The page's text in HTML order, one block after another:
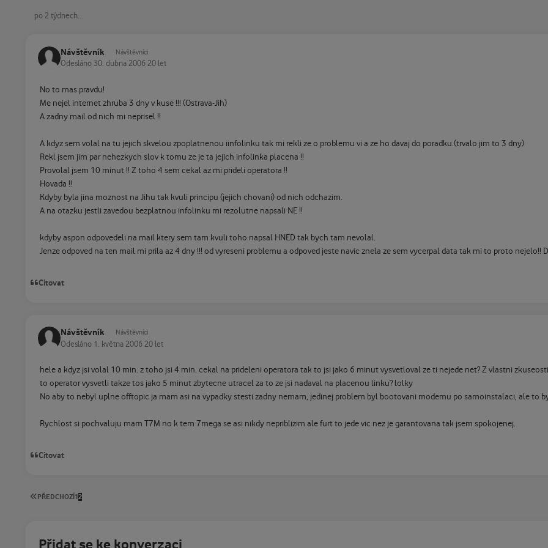
po 2 týdnech...
Návštěvník Návštěvníci
Odesláno 30. dubna 2006 20 let
No to mas pravdu!
Me nejel internet zhruba 3 dny v kuse !!! (Ostrava-Jih)
A zadny mail od nich mi neprisel !!
A kdyz sem volal na tu jejich skvelou zpoplatnenou iinfolinku tak mi rekli ze o problemu vi a ze ho davaj do poradku.(trvalo jim to 3 dny)
Rekl jsem jim par nehezkych slov k tomu ze je ta jejich infolinka placena !!
Provolal jsem 10 minut !! Z toho 4 sem cekal az mi prideli operatora !!
Hovada !!
Kdyby byla jina moznost na Jihu tak kvuli principu (jejich chovani) od nich odchazim.
A na otazku jestli zavedou bezplatnou infolinku mi rezolutne napsali NE !!
kdyby aspon odpovedeli na mail ktery sem tam kvuli toho napsal HNED tak bych tam nevolal.
Jenze odpoved na ten mail mi prila az 4 dny !!! od vyreseni problemu a odpoved jeste navic znela ze sem vycerpal data tak mi to proto nejelo!!
Citovat
Návštěvník Návštěvníci
Odesláno 1. května 2006 20 let
hele a kdyz jsi volal 10 min. z toho jsi 4 min. cekal na prideleni operatora tak to jsi jako 6 minut vysvetloval ze ti nejede net? Z vlastni
to operator vysvetli takze tos jako 5 minut zbytecne utracel za to ze jsi nadaval na placenou linku? lolky
No aby to nebyl uplne offtopic ja mam asi na vypadky stesti zadny nemam, jedinej problem byl bootovani modemu po samoinstalaci, ale to
Rychlost si pochvaluju mam T7M no k tem 7mega se asi nikdy nepriblizim ale furt to jede vic nez je garantovana tak jsem spokojenej.
Citovat
PRVNÍ STRÁNKA
PŘEDCHOZÍ12
Přidat se ke konverzaci